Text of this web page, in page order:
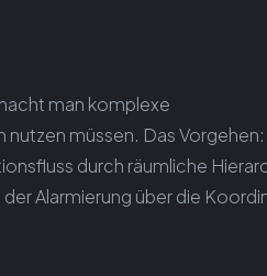
man komplexe
müssen. Das Vorgehen:
durch räumliche
Alarmierung über die